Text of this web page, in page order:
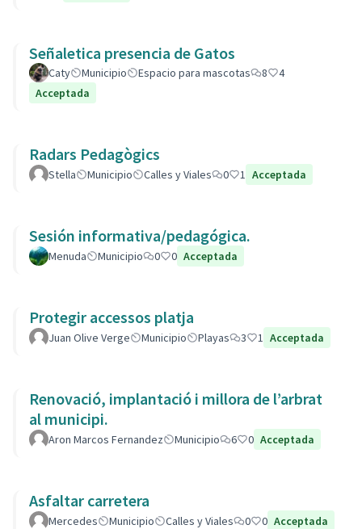
Señaletica presencia de Gatos
Caty Municipio Espacio para mascotas 8
4
Acceptada
Radars Pedagògics
Stella Municipio Calles y Viales 0 1 Acceptada
Sesión informativa/pedagógica.
Menuda Municipio 0 0 Acceptada
Protegir accessos platja
Juan Olive Verge Municipio Playas 3 1 Acceptada
Renovació, implantació i millora de l’arbrat
al municipi.
Aron Marcos Fernandez Municipio 6 0 Acceptada
Asfaltar carretera
Mercedes Municipio Calles y Viales 0 0 Acceptada